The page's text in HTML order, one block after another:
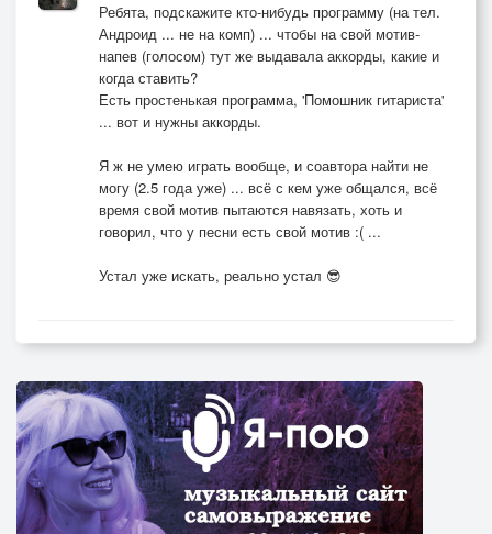
Ребята, подскажите кто-нибудь программу (на тел.
Андроид ... не на комп) ... чтобы на свой мотив-
напев (голосом) тут же выдавала аккорды, какие и
когда ставить?
Есть простенькая программа, 'Помошник гитариста'
... вот и нужны аккорды.
Я ж не умею играть вообще, и соавтора найти не
могу (2.5 года уже) ... всё с кем уже общался, всё
время свой мотив пытаются навязать, хоть и
говорил, что у песни есть свой мотив :( ...
Устал уже искать, реально устал 😎